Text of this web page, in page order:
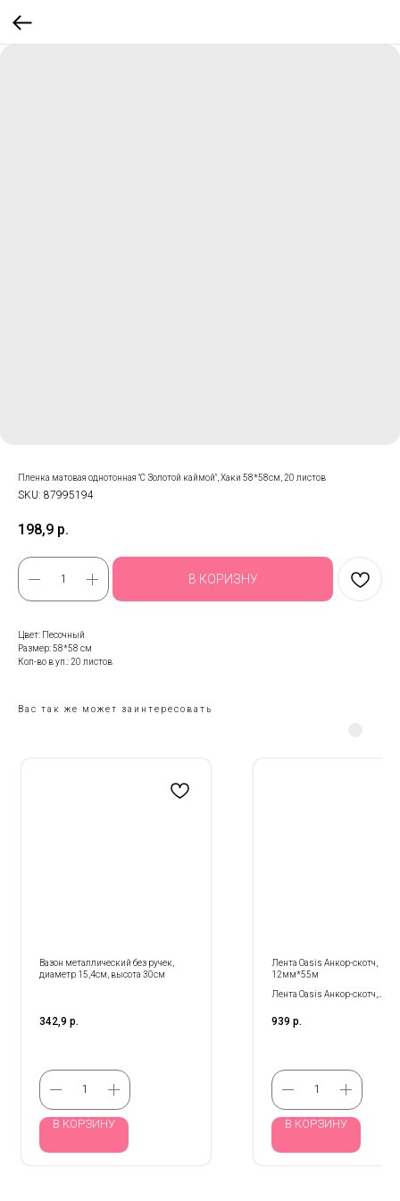
Пленка матовая однотонная "С Золотой каймой", Хаки 58*58см, 20 листов
SKU: 87995194
198,9 р.
В КОРИЗНУ
Цвет: Песочный
Размер: 58*58 см
Кол-во в уп.: 20 листов
Вас так же может заинтересовать
Вазон металлический без ручек,
диаметр 15,4см, высота 30см
342,9 р.
В КОРЗИНУ
Лента Oasis Анкор-скотч,
12мм*55м
Лента Oasis Анкор-скотч,
939 р.
В КОРЗИНУ